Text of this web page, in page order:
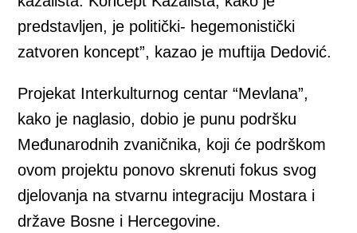
predstavljen, je politički- hegemonistički
zatvoren koncept”, kazao je muftija Dedović.
Projekat Interkulturnog centar “Mevlana”,
kako je naglasio, dobio je punu podršku
Međunarodnih zvaničnika, koji će podrškom
ovom projektu ponovo skrenuti fokus svog
djelovanja na stvarnu integraciju Mostara i
države Bosne i Hercegovine.